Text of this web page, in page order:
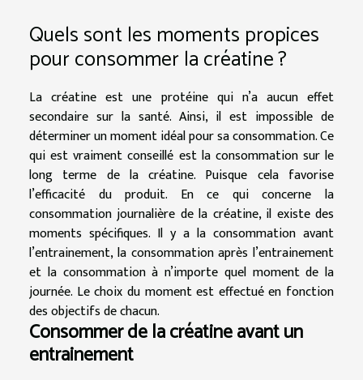
Quels sont les moments propices
pour consommer la créatine ?
La créatine est une protéine qui n’a aucun effet
secondaire sur la santé. Ainsi, il est impossible de
déterminer un moment idéal pour sa consommation. Ce
qui est vraiment conseillé est la consommation sur le
long terme de la créatine. Puisque cela favorise
l’efficacité du produit. En ce qui concerne la
consommation journalière de la créatine, il existe des
moments spécifiques. Il y a la consommation avant
l’entrainement, la consommation après l’entrainement
et la consommation à n’importe quel moment de la
journée. Le choix du moment est effectué en fonction
des objectifs de chacun.
Consommer de la créatine avant un
entrainement